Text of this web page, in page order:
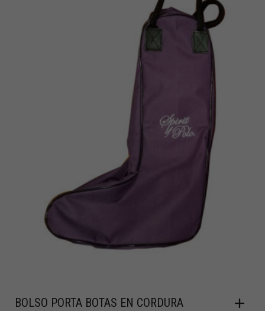
BOLSO PORTA BOTAS EN CORDURA